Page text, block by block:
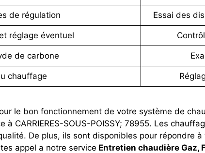
de régulation Essai des
réglage éventuel
de carbone
chauffage
le bon fonctionnement de votre système de
CARRIERES-SOUS-POISSY; 78955. Les
De plus, ils sont disponibles pour répondre
appel a notre service Entretien chaudière Gaz,